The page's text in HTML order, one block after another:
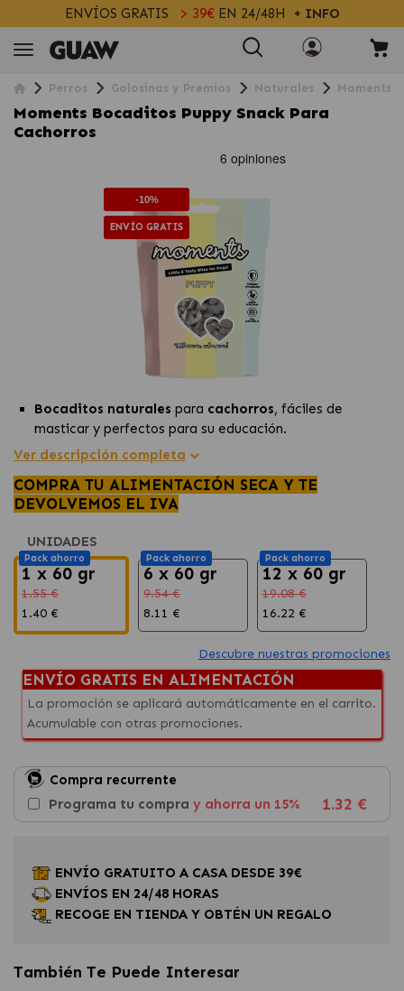
ENVÍOS GRATIS > 39€EN 24/48H + INFO
Perros Golosinas y Premios Naturales Moments
Moments Bocaditos Puppy Snack Para
Cachorros
-10%
ENVÍO GRATIS
Bocaditos naturales para cachorros, fáciles de
masticar y perfectos para su educación.
Sin cereales ni granos, ideales para cachorros con
sensibilidad alimentaria o problemas digestivos.
Apoya el desarrollo dental, la salud intestinal y el
sistema inmunitario de tu cachorro.
Ver descripción completa
COMPRA TU ALIMENTACIÓN SECA Y TE
DEVOLVEMOS EL IVA
UNIDADES
Pack ahorro
1 x 60 gr
1.55 €
1.40 €
Pack ahorro
6 x 60 gr
9.54 €
8.11 €
Pack ahorro
12 x 60 gr
19.08 €
16.22 €
Descubre nuestras promociones
ENVÍO GRATIS EN ALIMENTACIÓN
La promoción se aplicará automáticamente en el carrito.
Acumulable con otras promociones.
Compra recurrente
Programa tu compra y ahorra un 15% 1.32 €
ENVÍO GRATUITO A CASA DESDE 39€
ENVÍOS EN 24/48 HORAS
RECOGE EN TIENDA Y OBTÉN UN REGALO
También Te Puede Interesar